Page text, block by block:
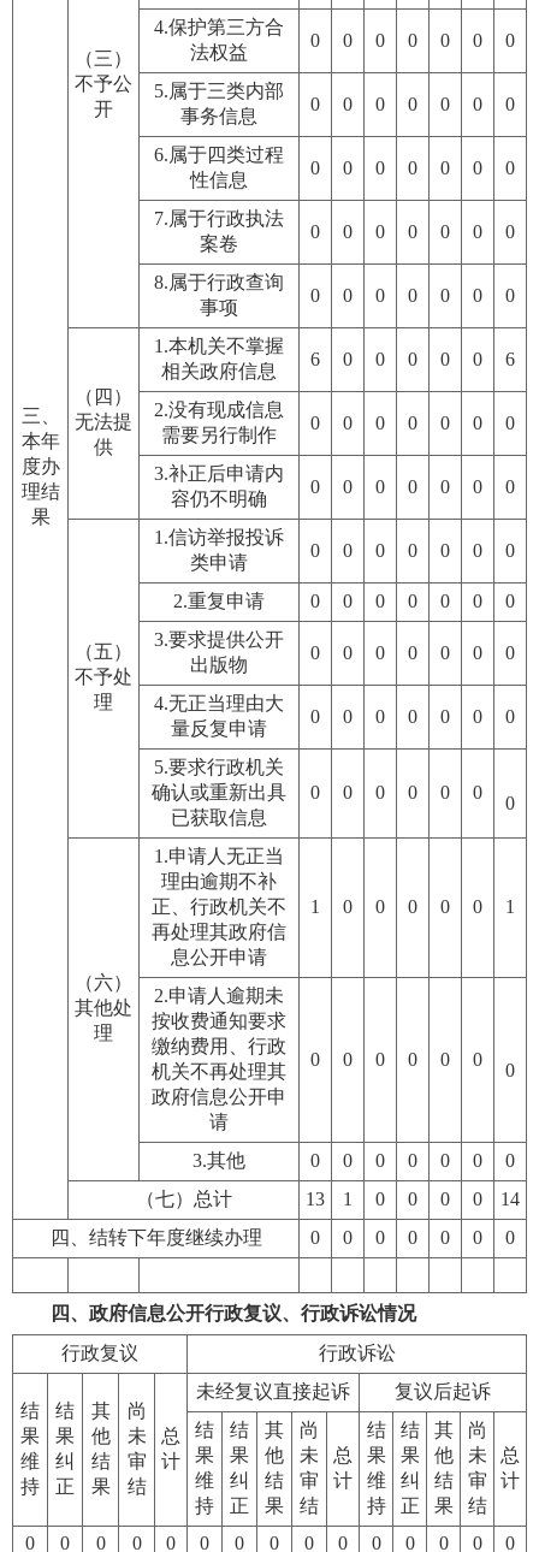
三、
本年
度办
理结
果
（三）
不予公
开
4.保护第三方合
法权益
0 0 0 0 0 0 0
5.属于三类内部
事务信息
0 0 0 0 0 0 0
6.属于四类过程
性信息
0 0 0 0 0 0 0
7.属于行政执法
案卷
0 0 0 0 0 0 0
8.属于行政查询
事项
0 0 0 0 0 0 0
（四）
无法提
供
1.本机关不掌握
相关政府信息
6 0 0 0 0 0 6
2.没有现成信息
需要另行制作
0 0 0 0 0 0 0
3.补正后申请内
容仍不明确
0 0 0 0 0 0 0
（五）
不予处
理
1.信访举报投诉
类申请
0 0 0 0 0 0 0
2.重复申请 0 0 0 0 0 0
0
3.要求提供公开
出版物
0 0 0 0 0 0 0
4.无正当理由大
量反复申请
0 0 0 0 0 0 0
5.要求行政机关
确认或重新出具
已获取信息
0 0 0 0 0 0
0
（六）
其他处
理
1.申请人无正当
理由逾期不补
正、行政机关不
再处理其政府信
息公开申请
1 0 0 0 0 0 1
2.申请人逾期未
按收费通知要求
缴纳费用、行政
机关不再处理其
政府信息公开申
请
0 0 0 0 0 0
0
3.其他 0 0 0 0 0 0
0
（七）总计
13 1 0 0 0 0
14
四、结转下年度继续办理
0 0 0 0 0 0 0
四、政府信息公开行政复议、行政诉讼情况
行政复议
行政诉讼
结
果
维
持
结
果
纠
正
其
他
结
果
尚
未
审
结
总
计
未经复议直接起诉
复议后起诉
结
果
维
持
结
果
纠
正
其
他
结
果
尚
未
审
结
总
计
结
果
维
持
结
果
纠
正
其
他
结
果
尚
未
审
结
总
计
0 0 0 0 0 0 0 0 0 0 0 0 0 0 0